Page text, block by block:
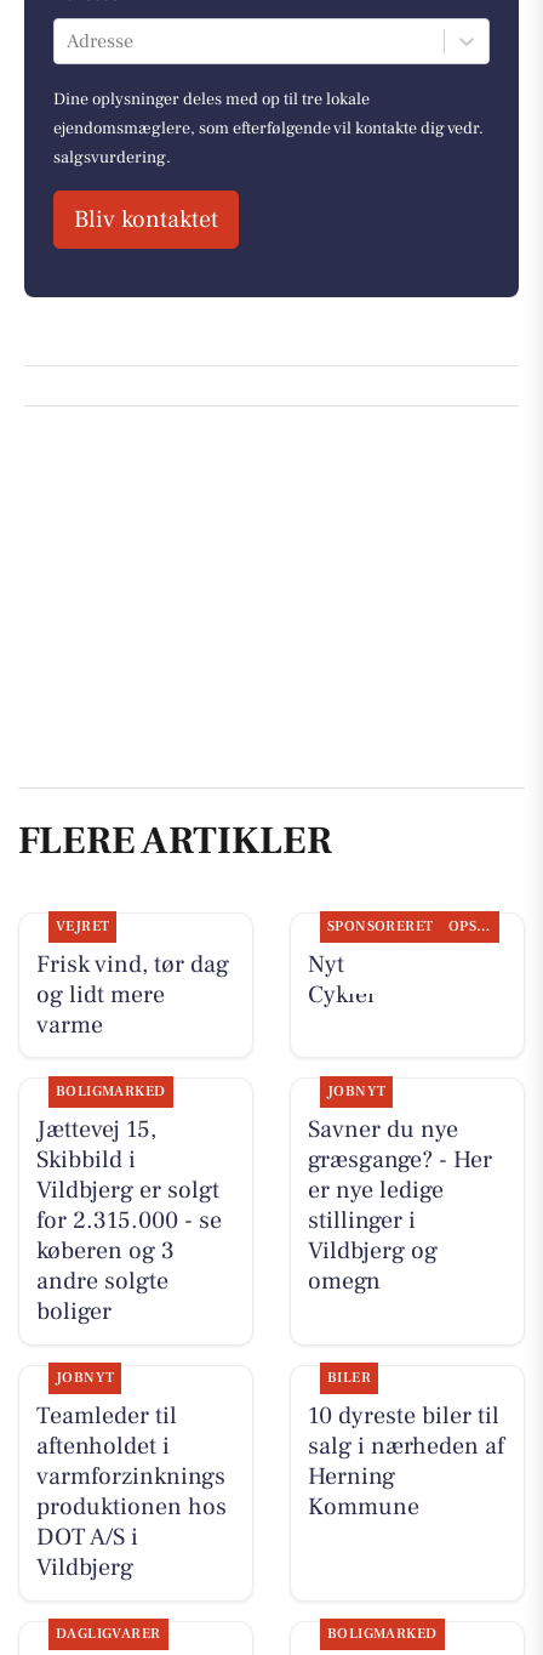
Adresse
Dine oplysninger deles med op til tre lokale
ejendomsmæglere, som efterfølgende vil kontakte dig vedr.
salgsvurdering.
Bliv kontaktet
FLERE ARTIKLER
VEJRET
Frisk vind, tør dag
og lidt mere
varme
SPONSORERET OPSLAGSTAVLEN
Nyt fra Per P.
Cykler
BOLIGMARKED
Jættevej 15,
Skibbild i
Vildbjerg er solgt
for 2.315.000 - se
køberen og 3
andre solgte
boliger
JOBNYT
Savner du nye
græsgange? - Her
er nye ledige
stillinger i
Vildbjerg og
omegn
JOBNYT
Teamleder til
aftenholdet i
varmforzinknings
produktionen hos
DOT A/S i
Vildbjerg
BILER
10 dyreste biler til
salg i nærheden af
Herning
Kommune
DAGLIGVARER BOLIGMARKED